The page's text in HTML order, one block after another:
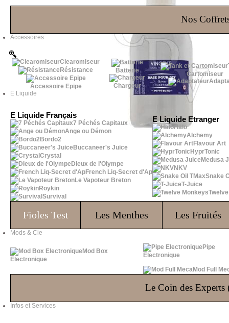
Nos
Accessoires
Clearomiseur
Résistance
Accessoire Epipe
Batterie
Chargeur
Cartomiseur
E Liquide
E Liquide Français
7 Péchés Capitaux
Ange ou Démon
Bordo2
Buccaneer's Juice
Crystal
Dieux de l'Olympe
French Liq-Secret d'Ap
Le Vapoteur Breton
Roykin
Survival
E Liquide Etranger
Halo
Alchemy
Flavour Art
HyprTonic
Medusa
NKV
Snake
T-Juice
Fioles Test Les Menthes Les Fruités
Mods & Cie
Mod Box
Electronique
Pipe
Electronique
Mod Full
Le Coin des Experts
Infos et Services